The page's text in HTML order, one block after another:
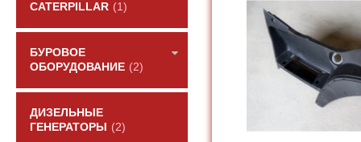
CATERPILLAR (1)
БУРОВОЕ
ОБОРУДОВАНИЕ (2)
ДИЗЕЛЬНЫЕ
ГЕНЕРАТОРЫ
(2)